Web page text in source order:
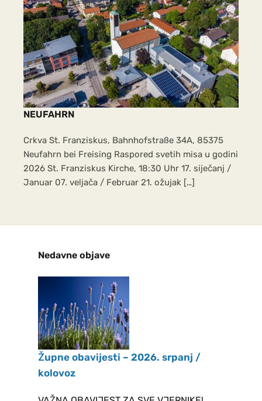
zajedničke grupne karte. Mjesto
susreta: U 08:45 h ujutro s
glavnog kolodvora (Bahnhof) u
Freisingu i u Dachau. Bernarda
Rančić
Rancic.bernarda94@gmail.com i
Marija Vilus NOGOMET za mlade,
djecu i odrasle od 09.10.2026- do
31. ožujka 2027 Svakoga petka u
16:30 sati, osim za vrijeme školskih
praznika u školskoj dvorani
Adresa: Grundschule und
PASTORALNO VIJEĆE ŽUPE –
Župnog vijeća HKM FREISING,
čestitamo na (re)izboru i želimo
puno uspjeha u djelovanju, na
dobrobit zajednice koja ih je
izabrala. REZULTATI GLASANJA
ZA IZBOR NOVOG ŽUPNOG
PASTORALNOG
VIJEĆA LANDSHUT: Tomić
NEUFAHRN
Crkva St. Franziskus, Bahnhofstraße 34A, 85375
Neufahrn bei Freising Raspored svetih misa u godini
2026 St. Franziskus Kirche, 18:30 Uhr 17. siječanj /
Januar 07. veljača / Februar 21. ožujak […]
Nedavne objave
Župne obavijesti – 2026. srpanj /
kolovoz